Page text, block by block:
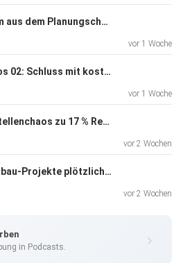
"Stark im Handwerk" auf:
die halbwissenden
#242 Mit System aus dem Planungschaos zum Profit
vor 1 Woche
#241 VOB Mythos 02: Schluss mit kostenloser Planung!
vor 1 Woche
#240 Vom Baustellenchaos zu 17 % Rendite
vor 2 Wochen
#239 Wenn Holzbau-Projekte plötzlich zur Kostenfalle werden
vor 2 Wochen
in Podcasts.